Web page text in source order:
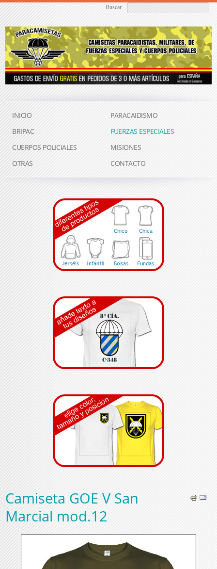
Buscar...
INICIO
PARACAIDISMO
BRIPAC
FUERZAS ESPECIALES
CUERPOS POLICIALES
MISIONES
OTRAS
CONTACTO
Camiseta GOE V San
Marcial mod.12